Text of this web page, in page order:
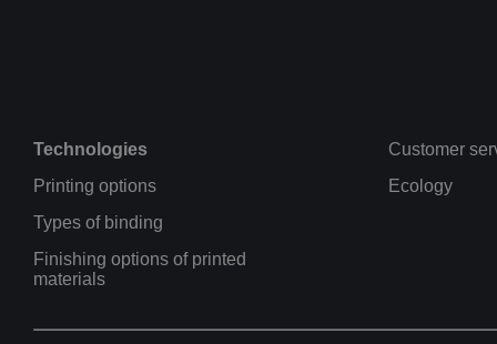
Technologies
Printing options
Types of binding
Finishing options of printed
materials
Customer
Ecology